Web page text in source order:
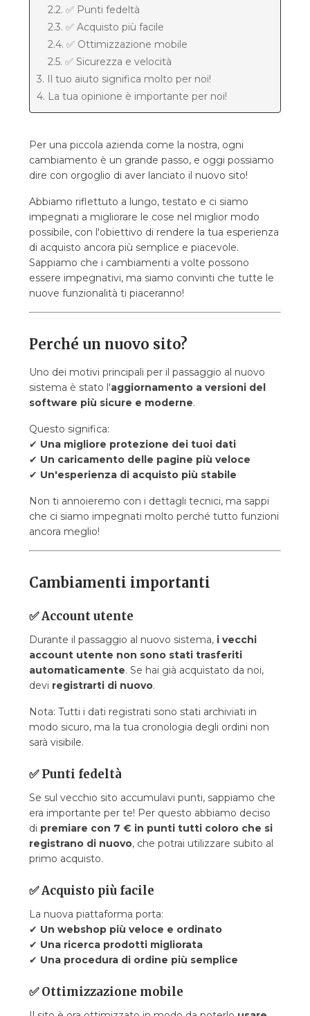
2.2. ✅ Punti fedeltà
2.3. ✅ Acquisto più facile
2.4. ✅ Ottimizzazione mobile
2.5. ✅ Sicurezza e velocità
3. Il tuo aiuto significa molto per noi!
4. La tua opinione è importante per noi!
Per una piccola azienda come la nostra, ogni
cambiamento è un grande passo, e oggi possiamo
dire con orgoglio di aver lanciato il nuovo sito!
Abbiamo riflettuto a lungo, testato e ci siamo
impegnati a migliorare le cose nel miglior modo
possibile, con l'obiettivo di rendere la tua esperienza
di acquisto ancora più semplice e piacevole.
Sappiamo che i cambiamenti a volte possono
essere impegnativi, ma siamo convinti che tutte le
nuove funzionalità ti piaceranno!
Perché un nuovo sito?
Uno dei motivi principali per il passaggio al nuovo
sistema è stato l'aggiornamento a versioni del
software più sicure e moderne.
Questo significa:
✔ Una migliore protezione dei tuoi dati
✔ Un caricamento delle pagine più veloce
✔ Un'esperienza di acquisto più stabile
Non ti annoieremo con i dettagli tecnici, ma sappi
che ci siamo impegnati molto perché tutto funzioni
ancora meglio!
Cambiamenti importanti
✅Account utente
Durante il passaggio al nuovo sistema, i vecchi
account utente non sono stati trasferiti
automaticamente. Se hai già acquistato da noi,
devi registrarti di nuovo.
Nota: Tutti i dati registrati sono stati archiviati in
modo sicuro, ma la tua cronologia degli ordini non
sarà visibile.
✅Punti fedeltà
Se sul vecchio sito accumulavi punti, sappiamo che
era importante per te! Per questo abbiamo deciso
di premiare con 7 € in punti tutti coloro che si
registrano di nuovo, che potrai utilizzare subito al
primo acquisto.
✅Acquisto più facile
La nuova piattaforma porta:
✔ Un webshop più veloce e ordinato
✔ Una ricerca prodotti migliorata
✔ Una procedura di ordine più semplice
✅Ottimizzazione mobile